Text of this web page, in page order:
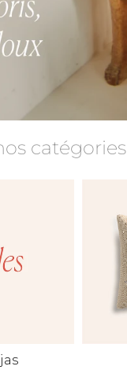
catégories